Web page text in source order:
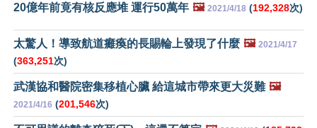
20億年前竟有核反應堆 運行50萬年 🖼️ 2021/4/18 (192,328次)
太驚人！導致航道癱瘓的長賜輪上發現了什麼 🖼️ 2021/4/17
(363,251次)
武漢協和醫院密集移植心臟 給這城市帶來更大災難 🖼️
2021/4/16 (201,546次)